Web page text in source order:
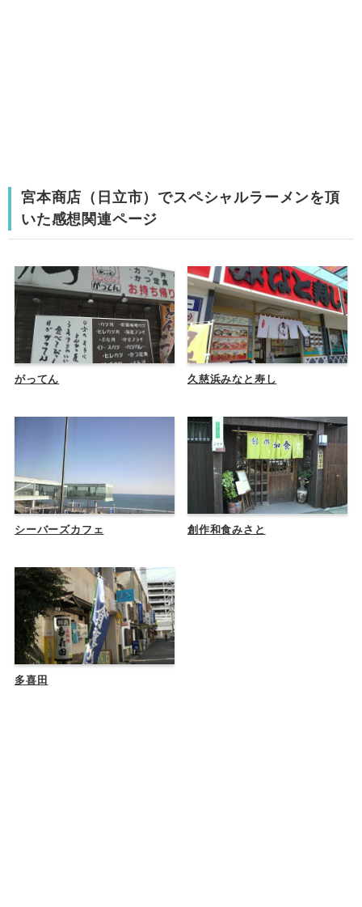
宮本商店（日立市）でスペシャルラーメンを頂
いた感想関連ページ
がってん 久慈浜みなと寿し
シーバーズカフェ 創作和食みさと
多喜田